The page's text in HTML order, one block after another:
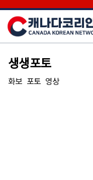
생생포토
화보 포토 영상